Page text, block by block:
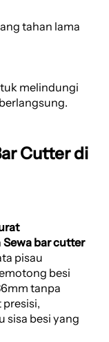
tahan lama
melindungi
Cutter di
Sewa bar cutter
pisau
besi
tanpa
sisa besi yang